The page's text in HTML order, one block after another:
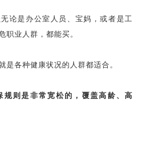
论是办公室人员、宝妈，或者是工
职业人群，都能买。
是各种健康状况的人群都适合。
规则是非常宽松的，覆盖高龄、高